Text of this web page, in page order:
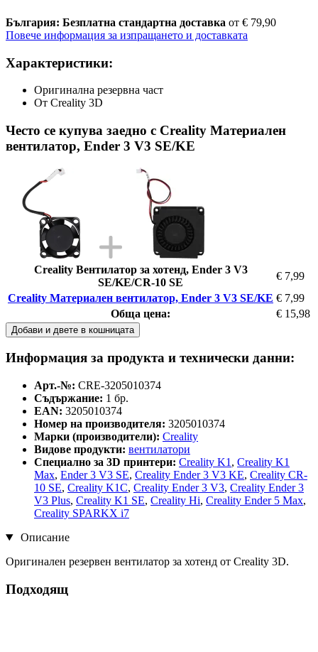
България: Безплатна стандартна доставка от € 79,90
Повече информация за изпращането и доставката
Характеристики:
Оригинална резервна част
От Creality 3D
Често се купува заедно с Creality Материален
вентилатор, Ender 3 V3 SE/KE
Creality Вентилатор за хотенд, Ender 3 V3
SE/KE/CR-10 SE
€ 7,99
Creality Материален вентилатор, Ender 3 V3 SE/KE € 7,99
Обща цена:
€ 15,98
Добави и двете в кошницата
Информация за продукта и технически данни:
Арт.-№: CRE-3205010374
Съдържание: 1 бр.
EAN: 3205010374
Номер на производителя: 3205010374
Марки (производители): Creality
Видове продукти: вентилатори
Специално за 3D принтери: Creality K1 , Creality K1
Max, Ender 3 V3 SE, Creality Ender 3 V3 KE, Creality CR-
10 SE, Creality K1C, Creality Ender 3 V3, Creality Ender 3
V3 Plus, Creality K1 SE, Creality Hi, Creality Ender 5 Max,
Creality SPARKX i7
Описание
Оригинален резервен вентилатор за хотенд от Creality 3D.
Подходящ